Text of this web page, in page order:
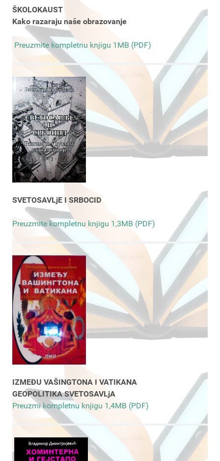
ŠKOLOKAUST
Kako razaraju naše obrazovanje
Preuzmite kompletnu knjigu 1MB (PDF)
SVETOSAVLjE I SRBOCID
Preuzmite kompletnu knjigu 1,3MB (PDF)
IZMEĐU VAŠINGTONA I VATIKANA
GEOPOLITIKA SVETOSAVLjA
Preuzmi kompletnu knjigu 1,4MB (PDF)